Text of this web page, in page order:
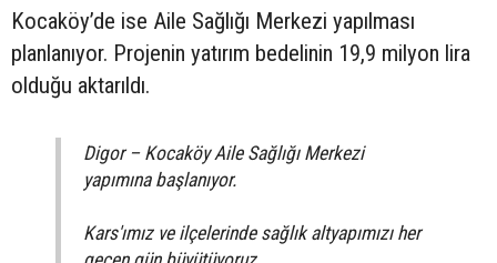
Kocaköy’de ise Aile Sağlığı Merkezi yapılması
planlanıyor. Projenin yatırım bedelinin 19,9 milyon lira
olduğu aktarıldı.
Digor – Kocaköy Aile Sağlığı Merkezi
yapımına başlanıyor.
Kars'ımız ve ilçelerinde sağlık altyapımızı her